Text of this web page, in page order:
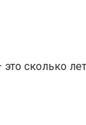
сколько